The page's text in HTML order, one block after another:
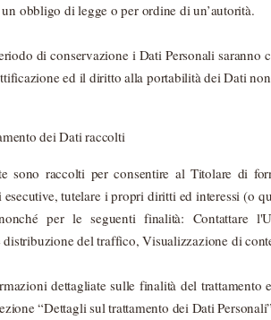
obbligo di legge o per ordine di un’autorità.
di conservazione i Dati Personali saranno
ed il diritto alla portabilità dei Dati
dei Dati raccolti
sono raccolti per consentire al Titolare di
esecutive, tutelare i propri diritti ed interessi (o
per le seguenti finalità: Contattare
del traffico, Visualizzazione di
dettagliate sulle finalità del
“Dettagli sul trattamento dei Dati